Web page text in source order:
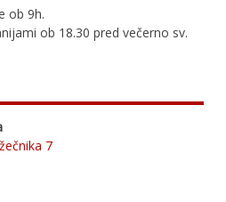
ob 9h.
ob 18.30 pred večerno sv.
7